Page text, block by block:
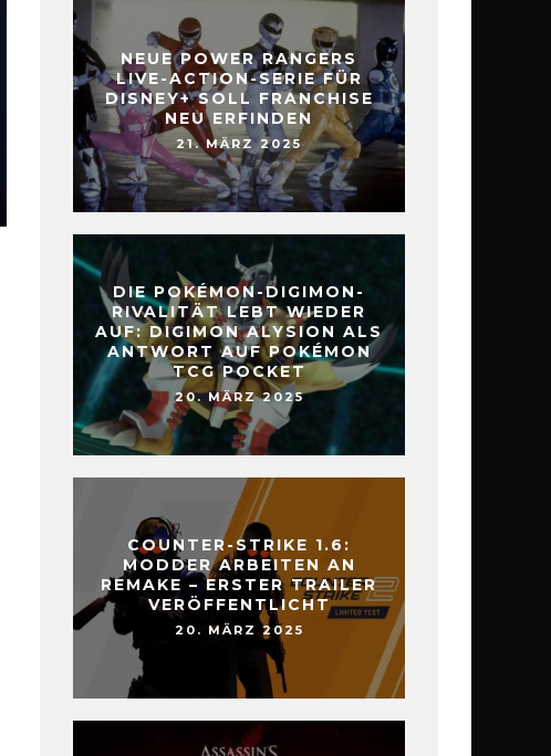
NEUE POWER RANGERS
LIVE-ACTION-SERIE FÜR
DISNEY+ SOLL FRANCHISE
NEU ERFINDEN
21. MÄRZ 2025
DIE POKÉMON-DIGIMON-
RIVALITÄT LEBT WIEDER
AUF: DIGIMON ALYSION ALS
ANTWORT AUF POKÉMON
TCG POCKET
20. MÄRZ 2025
COUNTER-STRIKE 1.6:
MODDER ARBEITEN AN
REMAKE – ERSTER TRAILER
VERÖFFENTLICHT
20. MÄRZ 2025